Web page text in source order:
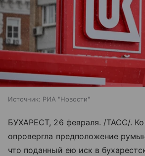
Источник: РИА "Новости"
БУХАРЕСТ, 26 февраля. /ТАСС/.
опровергла предположение
что поданный ею иск в